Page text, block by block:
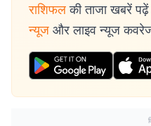
राशिफल की ताजा खबरें पढ़ें
न्यूज और लाइव न्यूज